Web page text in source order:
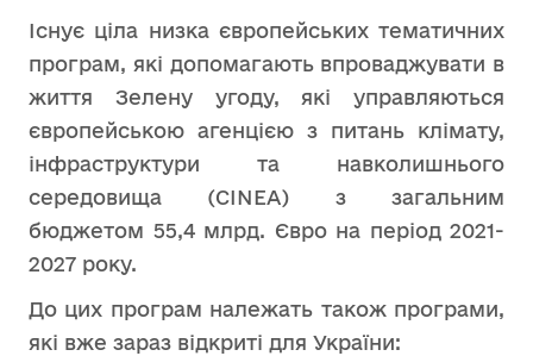
Існує ціла низка європейських тематичних
програм, які допомагають впроваджувати в
життя Зелену угоду, які управляються
європейською агенцією з питань клімату,
інфраструктури та навколишнього
середовища (CINEA) з загальним
бюджетом 55,4 млрд. Євро на період 2021-
2027 року.
До цих програм належать також програми,
які вже зараз відкриті для України: